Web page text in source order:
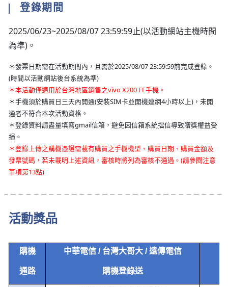
登錄期間
2025/06/23~2025/08/07 23:59:59止(以活動網站主機時間
為準)。
＊發票日期需在活動期間內，且需於2025/08/07 23:59:59前完成登錄。
(時間以活動網站後台系統為準)
＊本活動僅適用於台灣地區銷售之vivo X200 FE手機。
＊手機須於購買日三天內開通(安裝SIM卡並開機連網4小時以上)，未開
通者不符合本次活動資格。
＊登錄資料請盡量填寫gmail信箱，避免因信箱系統擋信導致贈獎權益受
損。
＊登錄上傳之購機憑證需載有購買之手機機型、購買日期、購買金額及
發票號碼，若未載明上述資訊，審核時將列為審核不通過。(請參閱注意
事項第13點)
活動獎品
購機
通路
中華電信 / 台灣大哥大 /遠傳電信
購機登錄送